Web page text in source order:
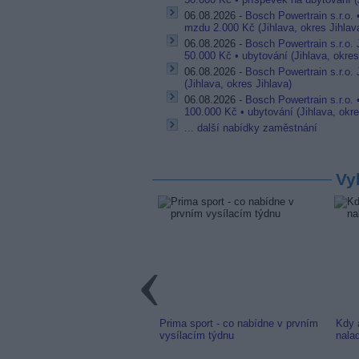
06.08.2026 - Bosch Powertrain s.r.o.
mzdu 2.000 Kč (Jihlava, okres
06.08.2026 - Bosch Powertrain s.r.o.
50.000 Kč • ubytování (Jihlava,
06.08.2026 - Bosch Powertrain s.r.o.
(Jihlava, okres Jihlava)
06.08.2026 - Bosch Powertrain s.r.o.
100.000 Kč • ubytování (Jihlava,
... další nabídky zaměstnání
Prima sport - co nabídne v prvním
vysílacím týdnu
Kdy